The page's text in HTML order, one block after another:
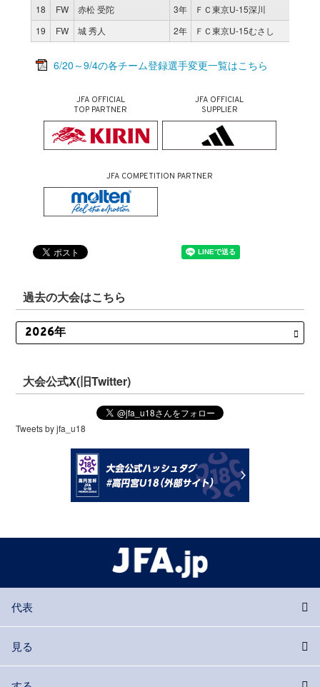
18
FW 赤松 受陀 3年 ＦＣ東京U-15深川
19
FW 城 秀人 2年 ＦＣ東京U-15むさし
6/20～9/4の各チーム登録選手変更一覧はこちら
JFA OFFICIAL
TOP PARTNER
JFA OFFICIAL
SUPPLIER
JFA COMPETITION PARTNER
過去の大会はこちら
大会公式X(旧Twitter)
Tweets by jfa_u18
代表
見る